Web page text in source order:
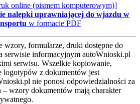
online (pismem komputerowym)]
nalepki uprawniającej do wjazdu w
w formacie PDF
wzory, formularze, druki dostępne do
serwisie informacyjnym autoWnioski.pl
serwisu. Wszelkie kopiowanie,
logotypów z dokumentów jest
nie ponosi odpowiedzialności za
– wzory dokumentów mają charakter